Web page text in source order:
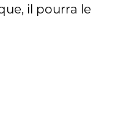
il pourra le